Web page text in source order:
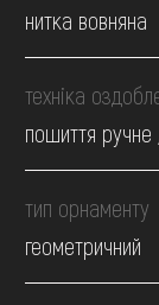
нитка вовняна
техніка
пошиття
тип орнаменту
геометричний